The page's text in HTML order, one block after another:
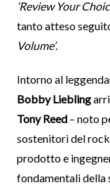
‘Review Your
tanto atteso
Volume’.
Intorno al
Bobby Liebling
Tony Reed– noto
sostenitori del
prodotto e
fondamentali della